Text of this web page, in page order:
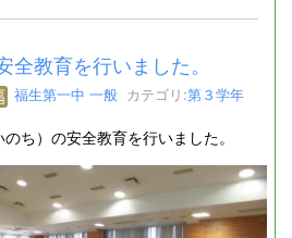
教育を行いました。
福生第一中 一般 カテゴリ:第３学年
ち）の安全教育を行いました。